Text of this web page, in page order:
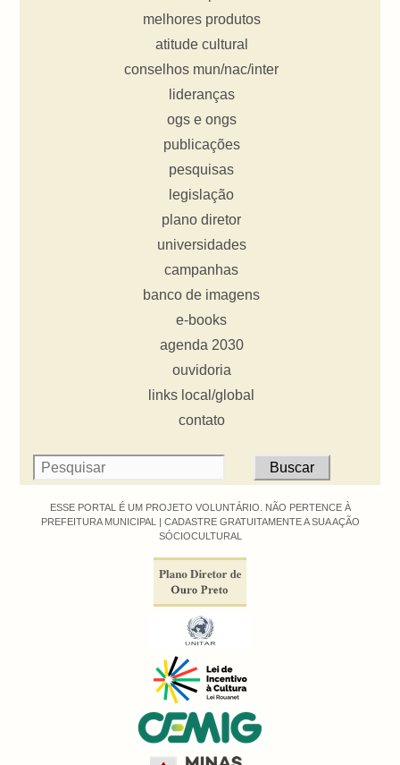
melhores produtos
atitude cultural
conselhos mun/nac/inter
lideranças
ogs e ongs
publicações
pesquisas
legislação
plano diretor
universidades
campanhas
banco de imagens
e-books
agenda 2030
ouvidoria
links local/global
contato
ESSE PORTAL É UM PROJETO VOLUNTÁRIO. NÃO PERTENCE À
PREFEITURA MUNICIPAL | CADASTRE GRATUITAMENTE A SUA AÇÃO
SÓCIOCULTURAL